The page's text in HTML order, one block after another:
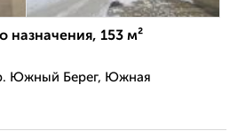
153 м²
Южный Берег, Южная